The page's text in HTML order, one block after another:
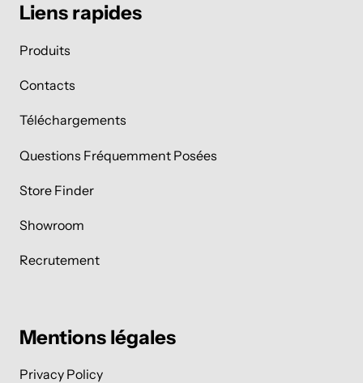
Liens rapides
Produits
Contacts
Téléchargements
Questions Fréquemment Posées
Store Finder
Showroom
Recrutement
Mentions légales
Privacy Policy